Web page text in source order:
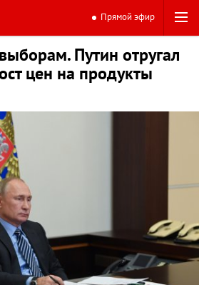
Прямой эфир
Путин отругал
цен на продукты